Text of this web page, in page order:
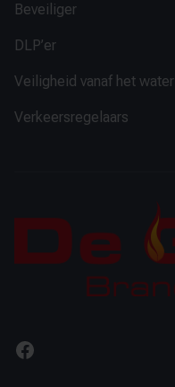
Beveiliger
DLP’er
Veiligheid vanaf het water
Verkeersregelaars
Facebook